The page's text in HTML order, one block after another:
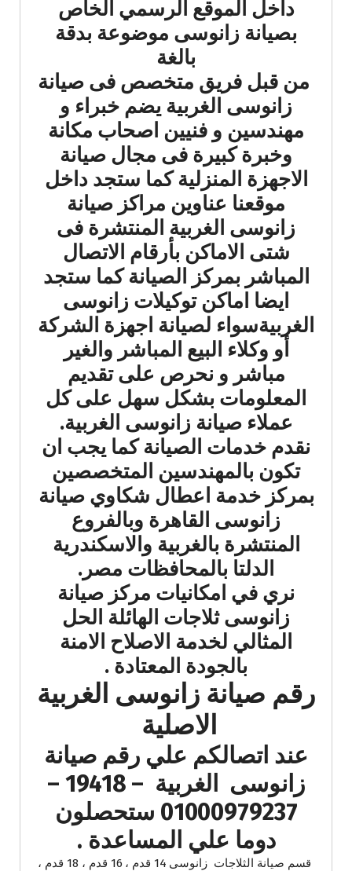
داخل الموقع الرسمي الخاص
بصيانة زانوسى موضوعة بدقة
بالغة
من قبل فريق متخصص فى صيانة
زانوسى الغربية يضم خبراء و
مهندسين و فنيين اصحاب مكانة
وخبرة كبيرة فى مجال صيانة
الاجهزة المنزلية كما ستجد داخل
موقعنا عناوين مراكز صيانة
زانوسى الغربية المنتشرة فى
شتى الاماكن بأرقام الاتصال
المباشر بمركز الصيانة كما ستجد
ايضا اماكن توكيلات زانوسى
الغربيةسواء لصيانة اجهزة الشركة
أو وكلاء البيع المباشر والغير
مباشر و نحرص على تقديم
المعلومات بشكل سهل على كل
عملاء صيانة زانوسى الغربية.
نقدم خدمات الصيانة كما يجب ان
تكون بالمهندسين المتخصصين
بمركز خدمة اعطال شكاوي صيانة
زانوسى القاهرة وبالفروع
المنتشرة بالغربية والاسكندرية
الدلتا بالمحافظات مصر.
نري في امكانيات مركز صيانة
زانوسى ثلاجات الهائلة الحل
المثالي لخدمة الاصلاح الامنة
بالجودة المعتادة .
رقم صيانة زانوسى الغربية
الاصلية
عند اتصالكم علي رقم صيانة
زانوسى الغربية – 19418 –
01000979237 ستحصلون
دوما علي المساعدة .
قسم صيانة الثلاجات زانوسى 14 قدم ، 16 قدم ، 18 قدم ،